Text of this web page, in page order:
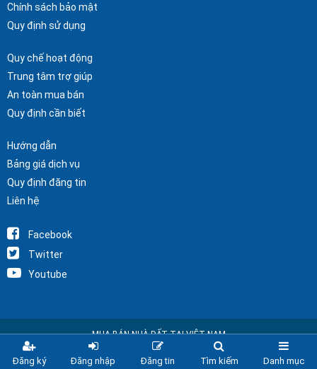
Đăng ký Đăng nhập Đăng tin Tìm kiếm Danh mục
Chính sách bảo mật
Quy định sử dụng
Quy chế hoạt động
Trung tâm trợ giúp
An toàn mua bán
Quy định cần biết
Hướng dẫn
Bảng giá dịch vụ
Quy định đăng tin
Liên hệ
Facebook
Twitter
Youtube
MUA BÁN NHÀ ĐẤT TẠI VIỆT NAM
Copyright © 2025 Nhà Đất Alo